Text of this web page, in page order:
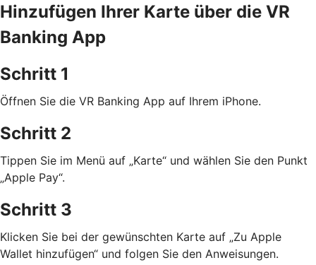
Hinzufügen Ihrer Karte über die VR
Banking App
Schritt 1
Öffnen Sie die VR Banking App auf Ihrem iPhone.
Schritt 2
Tippen Sie im Menü auf „Karte“ und wählen Sie den Punkt
„Apple Pay“.
Schritt 3
Klicken Sie bei der gewünschten Karte auf „Zu Apple
Wallet hinzufügen“ und folgen Sie den Anweisungen.